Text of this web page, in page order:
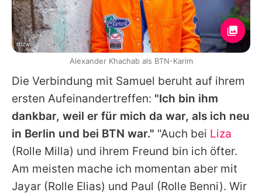
Die Verbindung mit Samuel beruht auf ihrem
ersten Aufeinandertreffen: "Ich bin ihm
dankbar, weil er für mich da war, als ich neu
in Berlin und bei BTN war." "Auch bei Liza
(Rolle Milla) und ihrem Freund bin ich öfter.
Am meisten mache ich momentan aber mit
Jayar (Rolle Elias) und Paul (Rolle Benni). Wir
rtlzwei
Alexander Khachab als BTN-Karim